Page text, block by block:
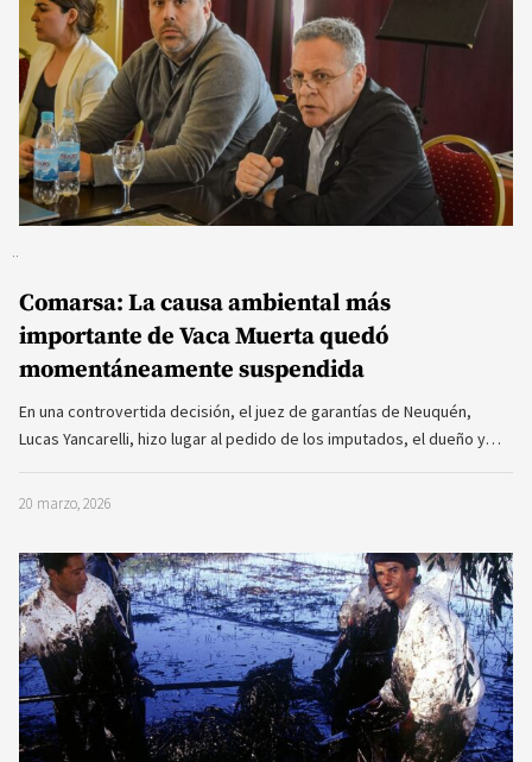
Comarsa: La causa ambiental más
importante de Vaca Muerta quedó
momentáneamente suspendida
En una controvertida decisión, el juez de garantías de Neuquén,
Lucas Yancarelli, hizo lugar al pedido de los imputados, el dueño y…
20 marzo, 2026